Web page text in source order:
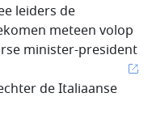
leiders de
meteen volop
minister-president
de Italiaanse